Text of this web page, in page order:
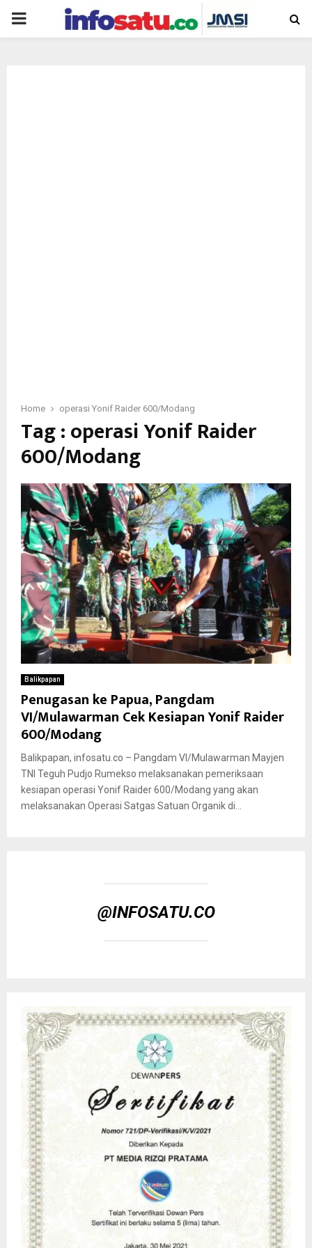
PRIMARY
Home operasi Yonif Raider 600/Modang
Tag : operasi Yonif Raider
600/Modang
Balikpapan
Penugasan ke Papua, Pangdam
VI/Mulawarman Cek Kesiapan Yonif Raider
600/Modang
Balikpapan, infosatu.co – Pangdam VI/Mulawarman Mayjen
TNI Teguh Pudjo Rumekso melaksanakan pemeriksaan
kesiapan operasi Yonif Raider 600/Modang yang akan
melaksanakan Operasi Satgas Satuan Organik di...
@INFOSATU.CO